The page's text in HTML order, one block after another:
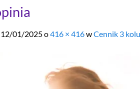
12/01/2025o416 × 416wCennik 3